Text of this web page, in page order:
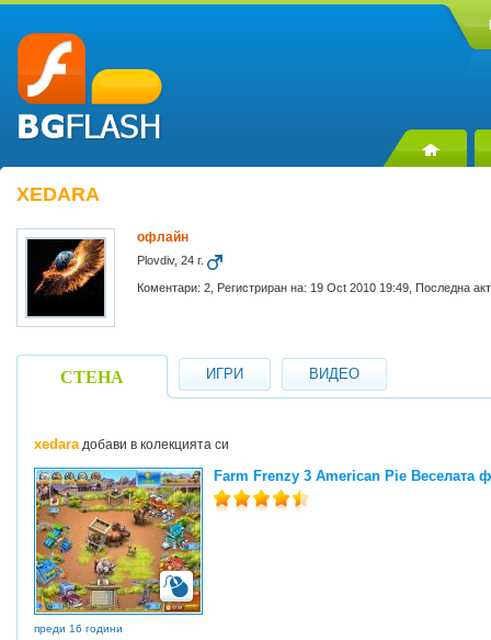
XEDARA
офлайн
Plovdiv, 24 г.
Коментари: 2, Регистриран на: 19 Oct 2010 19:49, Последна
СТЕНА ИГРИ ВИДЕО
xedaraдобави в колекцията си
Farm Frenzy 3 American Pie Веселата
преди 16 години